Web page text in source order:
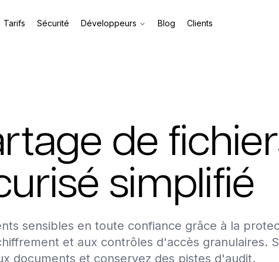
Tarifs Sécurité Développeurs Blog Clients
de
simplifié
sensibles en toute confiance grâce à la
et aux contrôles d'accès granulaires.
documents et conservez des pistes d'audit.